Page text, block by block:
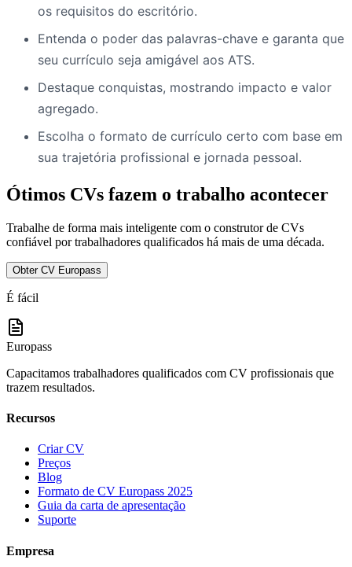
os requisitos do escritório.
Entenda o poder das palavras-chave e garanta que
seu currículo seja amigável aos ATS.
Destaque conquistas, mostrando impacto e valor
agregado.
Escolha o formato de currículo certo com base em
sua trajetória profissional e jornada pessoal.
Ótimos CVs fazem o trabalho acontecer
Trabalhe de forma mais inteligente com o construtor de CVs
confiável por trabalhadores qualificados há mais de uma década.
Obter CV Europass
É fácil
Europass
Capacitamos trabalhadores qualificados com CV profissionais que
trazem resultados.
Recursos
Criar CV
Preços
Blog
Formato de CV Europass 2025
Guia da carta de apresentação
Suporte
Empresa